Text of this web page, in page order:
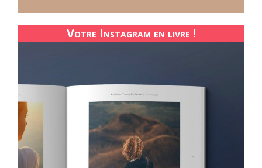
Votre Instagram en livre !